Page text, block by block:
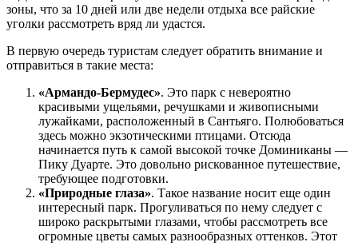
зоны, что за 10 дней или две недели отдыха все райские
уголки рассмотреть вряд ли удастся.
В первую очередь туристам следует обратить внимание и
отправиться в такие места:
«Армандо-Бермудес». Это парк с невероятно
красивыми ущельями, речушками и живописными
лужайками, расположенный в Сантьяго. Полюбоваться
здесь можно экзотическими птицами. Отсюда
начинается путь к самой высокой точке Доминиканы —
Пику Дуарте. Это довольно рискованное путешествие,
требующее подготовки.
«Природные глаза». Такое название носит еще один
интересный парк. Прогуливаться по нему следует с
широко раскрытыми глазами, чтобы рассмотреть все
огромные цветы самых разнообразных оттенков. Этот